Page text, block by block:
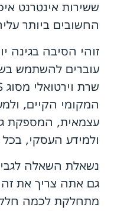
ששירות אינטרנט
החשובים ביותר
זוהי הסיבה בגינה
עוברים להשתמש
המקומי הקיים,
עצמאית, המספקת
ולמידע העסקי, בכל
גם אתה צריך את
מתחלקת לכמה